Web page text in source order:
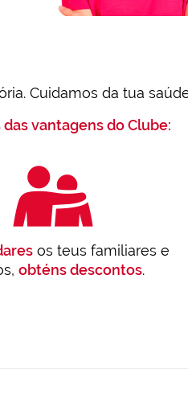
Cuidamos da tua
vantagens do Clube:
os teus familiares e
obténs descontos.